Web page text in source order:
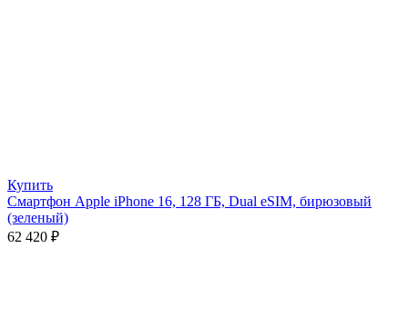
Купить
Смартфон Apple iPhone 16, 128 ГБ, Dual eSIM, бирюзовый
(зеленый)
62 420 ₽